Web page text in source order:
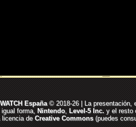
España© 2018-26 | La presentación,
forma, Nintendo, Level-5 Inc. y el resto
licencia deCreative Commons(puedes